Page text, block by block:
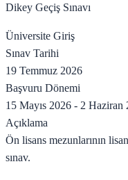
Dikey Geçiş Sınavı
Üniversite Giriş
Sınav Tarihi
19 Temmuz 2026
Başvuru Dönemi
15 Mayıs 2026 - 2 Haziran
Açıklama
Ön lisans mezunlarının
sınav.